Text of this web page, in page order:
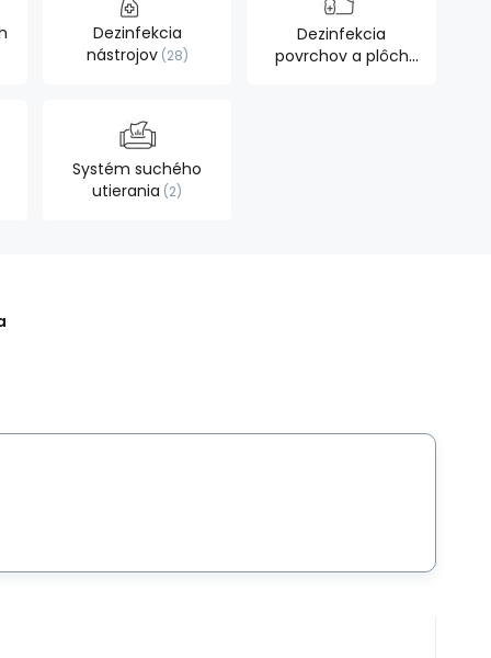
Dezinfekcia
nástrojov 28
Dezinfekcia
povrchov a plôch
Systém suchého
utierania 2